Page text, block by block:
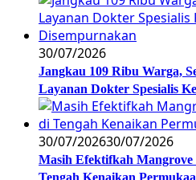
30/07/2026
Jangkau 109 Ribu Warga,
Layanan Dokter Spesialis
30/07/202630/07/2026
Masih Efektifkah
Tengah Kenaikan